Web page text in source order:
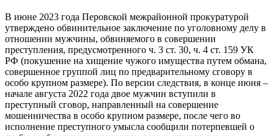
В июне 2023 года Перовской межрайонной прокуратурой
утверждено обвинительное заключение по уголовному делу в
отношении мужчины, обвиняемого в совершении
преступления, предусмотренного ч. 3 ст. 30, ч. 4 ст. 159 УК
РФ (покушение на хищение чужого имущества путем обмана,
совершенное группой лиц по предварительному сговору в
особо крупном размере). По версии следствия, в конце июня –
начале августа 2022 года двое мужчин вступили в
преступный сговор, направленный на совершение
мошенничества в особо крупном размере, после чего во
исполнение преступного умысла сообщили потерпевшей о